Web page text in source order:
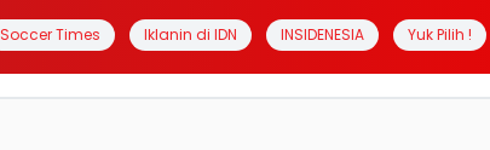
Soccer Times Iklanin di IDN INSIDENESIA Yuk Pilih !